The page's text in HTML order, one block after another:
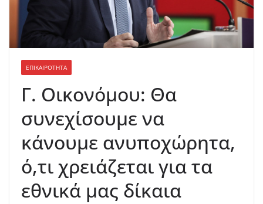
ΕΠΙΚΑΙΡΟΤΗΤΑ
Γ. Οικονόμου: Θα
συνεχίσουμε να
κάνουμε ανυποχώρητα,
ό,τι χρειάζεται για τα
εθνικά μας δίκαια